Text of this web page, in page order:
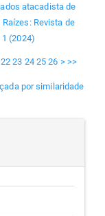
atacadista de
Raízes: Revista de
(2024)
22 23 24 25 26 > >>
por similaridade